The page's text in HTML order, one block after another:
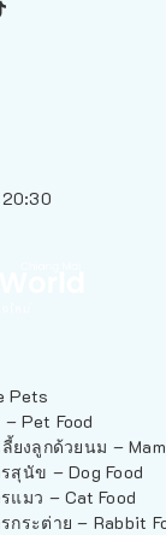
Pets
Pet Food
ยงลูกด้วยนม –
สุนัข – Dog Food
แมว – Cat Food
กระต่าย – Rabbit